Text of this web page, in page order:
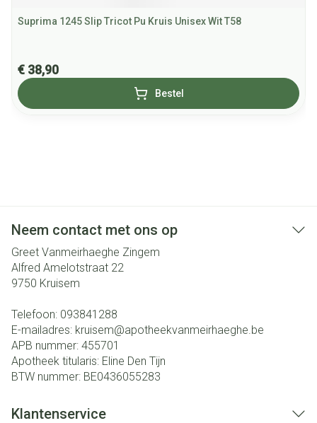
Suprima 1245 Slip Tricot Pu Kruis Unisex Wit T58
€ 38,90
Bestel
Neem contact met ons op
Greet Vanmeirhaeghe Zingem
Alfred Amelotstraat 22
9750 Kruisem
Telefoon: 093841288
E-mailadres: kruisem@apotheekvanmeirhaeghe.be
APB nummer: 455701
Apotheek titularis: Eline Den Tijn
BTW nummer: BE0436055283
Klantenservice